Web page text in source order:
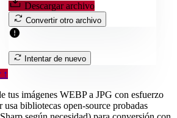
Descargar archivo
Convertir otro archivo
Intentar de nuevo
↑
tus imágenes WEBP a JPG con esfuerzo
bibliotecas open-source probadas